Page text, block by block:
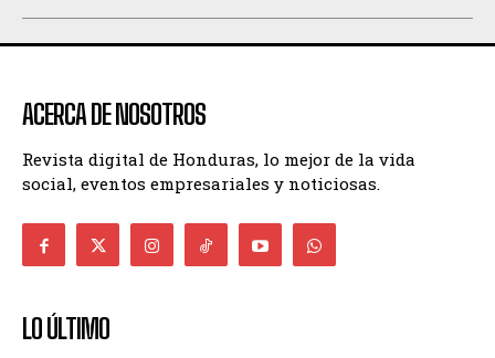
ACERCA DE NOSOTROS
Revista digital de Honduras, lo mejor de la vida
social, eventos empresariales y noticiosas.
LO ÚLTIMO